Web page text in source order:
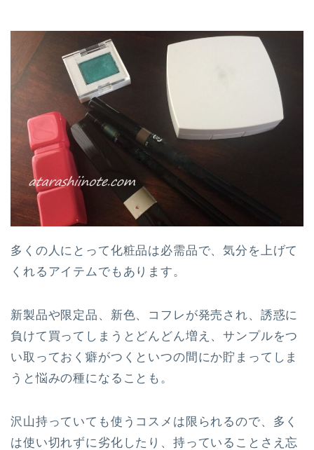
多くの人にとって化粧品は必需品で、気分を上げて
くれるアイテムでもあります。
新製品や限定品、新色、コフレが発売され、誘惑に
負けて買ってしまうとどんどん増え、サンプルをつ
い取っておく癖がつくといつの間にか貯まってしま
うと悩みの種になることも。
沢山持っていても使うコスメは限られるので、多く
は使い切れずに劣化したり、持っていることさえ忘